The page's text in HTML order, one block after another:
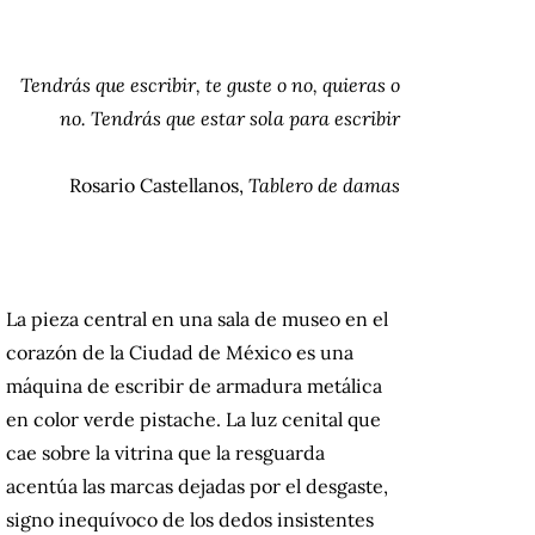
Tendrás que escribir, te guste o no, quieras o
no. Tendrás que estar sola para escribir
Rosario Castellanos, Tablero de damas
La pieza central en una sala de museo en el
corazón de la Ciudad de México es una
máquina de escribir de armadura metálica
en color verde pistache. La luz cenital que
cae sobre la vitrina que la resguarda
acentúa las marcas dejadas por el desgaste,
signo inequívoco de los dedos insistentes